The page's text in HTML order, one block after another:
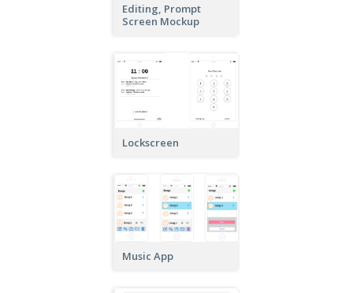
Editing, Prompt
Screen Mockup
Lockscreen
Music App